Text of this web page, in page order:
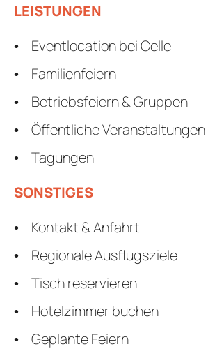
LEISTUNGEN
Eventlocation bei Celle
Familienfeiern
Betriebsfeiern & Gruppen
Öffentliche Veranstaltungen
Tagungen
SONSTIGES
Kontakt & Anfahrt
Regionale Ausflugsziele
Tisch reservieren
Hotelzimmer buchen
Geplante Feiern